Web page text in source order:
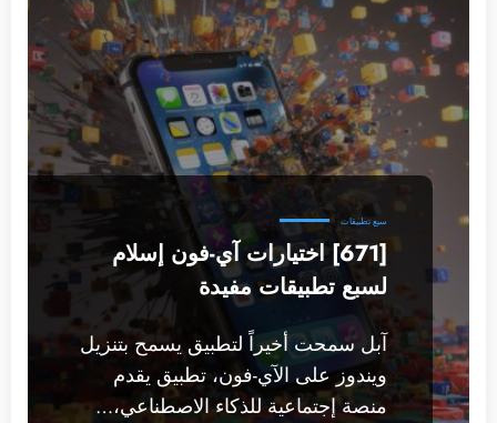
سبع تطبيقات
[671] اختيارات آي-فون إسلام
لسبع تطبيقات مفيدة
آبل سمحت أخيراً لتطبيق يسمح بتنزيل
ويندوز على الآي-فون، تطبيق يقدم
منصة إجتماعية للذكاء الاصطناعي،…